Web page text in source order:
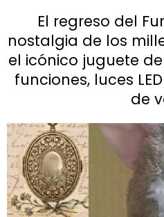
El regreso del
nostalgia de los
el icónico juguete
funciones, luces
de